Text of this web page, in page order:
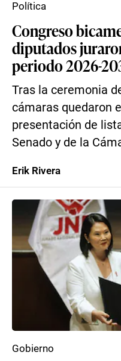
Congreso
diputados
periodo 2026-
Tras la ceremonia
cámaras quedaron
presentación de
Senado y de la
Política
Erik Rivera
Gobierno